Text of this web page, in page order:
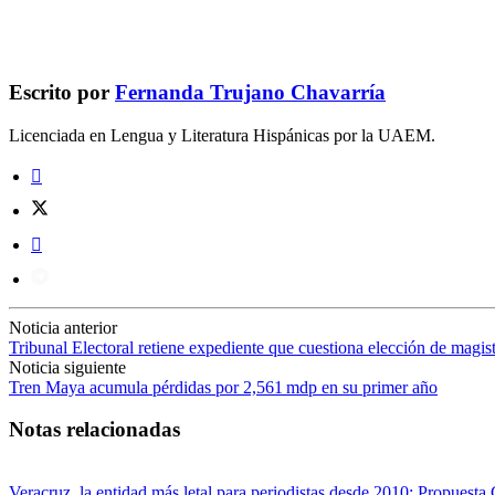
Escrito por Fernanda Trujano Chavarría
Licenciada en Lengua y Literatura Hispánicas por la UAEM.
Noticia anterior
Tribunal Electoral retiene expediente que cuestiona elección de
Noticia siguiente
Tren Maya acumula pérdidas por 2,561 mdp en su primer año
Notas relacionadas